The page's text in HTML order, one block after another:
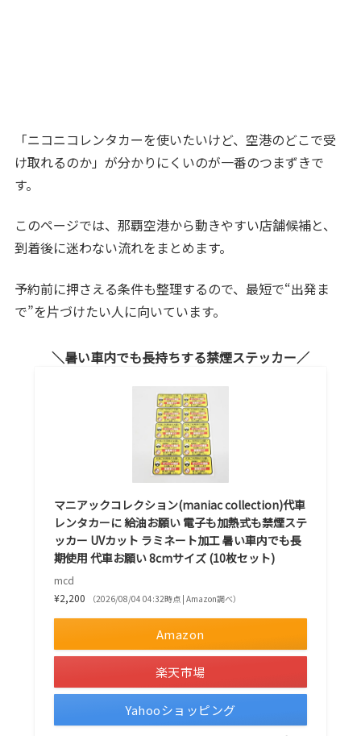
「ニコニコレンタカーを使いたいけど、空港のどこで受
け取れるのか」が分かりにくいのが一番のつまずきで
す。
このページでは、那覇空港から動きやすい店舗候補と、
到着後に迷わない流れをまとめます。
予約前に押さえる条件も整理するので、最短で“出発ま
で”を片づけたい人に向いています。
暑い車内でも長持ちする禁煙ステッカー
マニアックコレクション(maniac collection)代車
レンタカーに 給油お願い 電子も加熱式も禁煙ステ
ッカー UVカット ラミネート加工 暑い車内でも長
期使用 代車お願い 8cmサイズ (10枚セット)
mcd
¥2,200
（2026/08/04 04:32時点 | Amazon調べ）
Amazon
楽天市場
Yahooショッピング